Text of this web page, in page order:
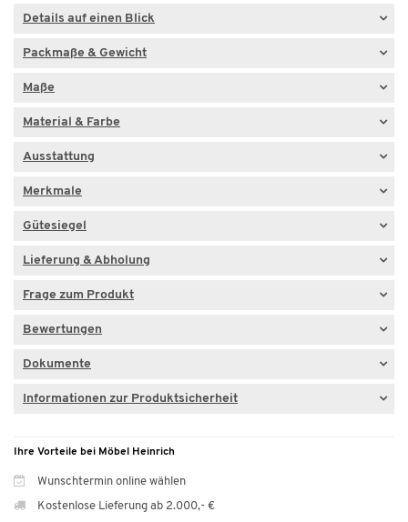
Details auf einen Blick
Packmaße & Gewicht
Maße
Material & Farbe
Ausstattung
Merkmale
Gütesiegel
Lieferung & Abholung
Frage zum Produkt
Bewertungen
Dokumente
Informationen zur Produktsicherheit
Ihre Vorteile bei Möbel Heinrich
Wunschtermin online wählen
Kostenlose Lieferung ab 2.000,- €